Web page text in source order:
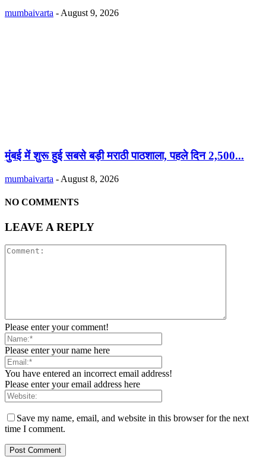
mumbaivarta - August 9, 2026
मुंबई में शुरू हुई सबसे बड़ी मराठी पाठशाला, पहले दिन 2,500...
mumbaivarta - August 8, 2026
NO COMMENTS
LEAVE A REPLY
Please enter your comment!
Please enter your name here
You have entered an incorrect email address!
Please enter your email address here
Save my name, email, and website in this browser for the next
time I comment.